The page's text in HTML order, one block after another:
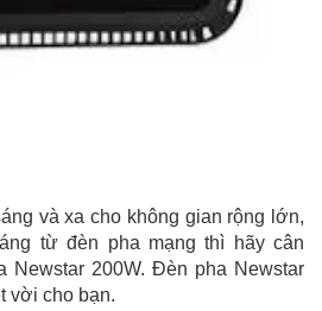
và xa cho không gian rộng lớn,
từ đèn pha mạng thì hãy cân
Newstar 200W. Đèn pha Newstar
vời cho bạn.